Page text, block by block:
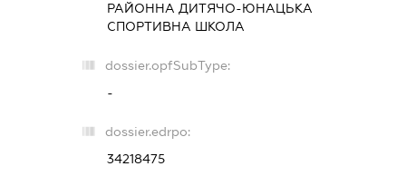
РАЙОННА ДИТЯЧО-ЮНАЦЬКА
СПОРТИВНА ШКОЛА
dossier.opfSubType:
-
dossier.edrpo:
34218475